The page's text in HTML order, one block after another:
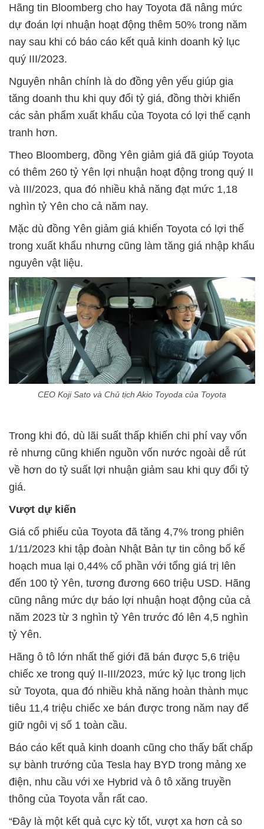
Hãng tin Bloomberg cho hay Toyota đã nâng mức
dự đoán lợi nhuận hoạt động thêm 50% trong năm
nay sau khi có báo cáo kết quả kinh doanh kỷ lục
quý III/2023.
Nguyên nhân chính là do đồng yên yếu giúp gia
tăng doanh thu khi quy đổi tỷ giá, đồng thời khiến
các sản phẩm xuất khẩu của Toyota có lợi thế cạnh
tranh hơn.
Theo Bloomberg, đồng Yên giảm giá đã giúp Toyota
có thêm 260 tỷ Yên lợi nhuận hoạt động trong quý II
và III/2023, qua đó nhiều khả năng đạt mức 1,18
nghìn tỷ Yên cho cả năm nay.
Mặc dù đồng Yên giảm giá khiến Toyota có lợi thế
trong xuất khẩu nhưng cũng làm tăng giá nhập khẩu
nguyên vật liệu.
CEO Koji Sato và Chủ tịch Akio Toyoda của Toyota
Trong khi đó, dù lãi suất thấp khiến chi phí vay vốn
rẻ nhưng cũng khiến nguồn vốn nước ngoài dễ rút
về hơn do tỷ suất lợi nhuận giảm sau khi quy đổi tỷ
giá.
Vượt dự kiến
Giá cổ phiếu của Toyota đã tăng 4,7% trong phiên
1/11/2023 khi tập đoàn Nhật Bản tự tin công bố kế
hoạch mua lại 0,44% cổ phần với tổng giá trị lên
đến 100 tỷ Yên, tương đương 660 triệu USD. Hãng
cũng nâng mức dự báo lợi nhuận hoạt động của cả
năm 2023 từ 3 nghìn tỷ Yên trước đó lên 4,5 nghìn
tỷ Yên.
Hãng ô tô lớn nhất thế giới đã bán được 5,6 triệu
chiếc xe trong quý II-III/2023, mức kỷ lục trong lịch
sử Toyota, qua đó nhiều khả năng hoàn thành mục
tiêu 11,4 triệu chiếc xe bán được trong năm nay để
giữ ngôi vị số 1 toàn cầu.
Báo cáo kết quả kinh doanh cũng cho thấy bất chấp
sự bành trướng của Tesla hay BYD trong mảng xe
điện, nhu cầu với xe Hybrid và ô tô xăng truyền
thông của Toyota vẫn rất cao.
“Đây là một kết quả cực kỳ tốt, vượt xa hơn cả so